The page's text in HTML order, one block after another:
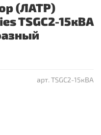
арт.TSGC2-15кВА
(ЛАТР)
TSGC2-15кВА